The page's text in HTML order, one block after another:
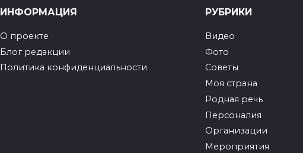
ИНФОРМАЦИЯ
О проекте
Блог редакции
Политика конфиденциальности
РУБРИКИ
Видео
Фото
Советы
Моя страна
Родная речь
Персоналия
Организации
Мероприятия